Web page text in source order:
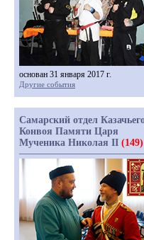
основан 31 января 2017 г.
Другие события
Самарский отдел
Конвоя Памяти Царя
Мученика Николая II (149)